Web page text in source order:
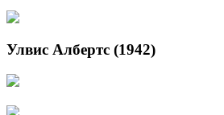
Улвис Албертс (1942)